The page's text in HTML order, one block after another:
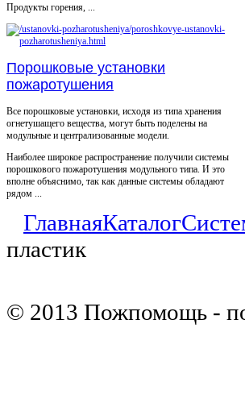
Продукты горения, ...
Порошковые установки
пожаротушения
Все порошковые установки, исходя из типа хранения
огнетушащего вещества, могут быть поделены на
модульные и централизованные модели.
Наиболее широкое распространение получили системы
порошкового пожаротушения модульного типа. И это
вполне объяснимо, так как данные системы обладают
рядом ...
ГлавнаяКаталог
пластик
© 2013 Пожпомощь -